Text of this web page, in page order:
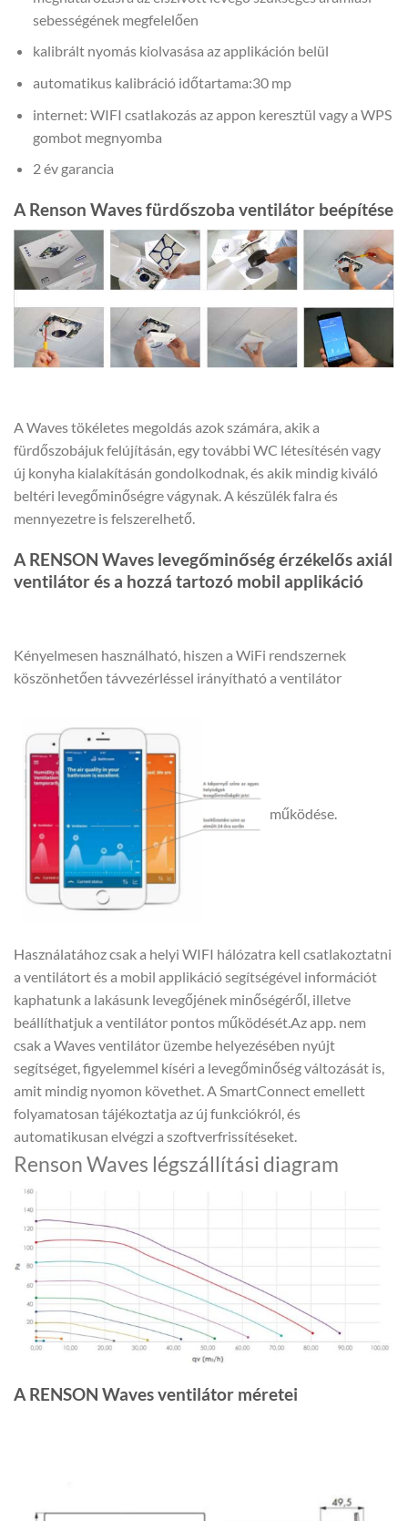
sebességének megfelelően
kalibrált nyomás kiolvasása az applikáción belül
automatikus kalibráció időtartama:30 mp
internet: WIFI csatlakozás az appon keresztül vagy a WPS
gombot megnyomba
2 év garancia
A Renson Waves fürdőszoba ventilátor beépítése
A Waves tökéletes megoldás azok számára, akik a
fürdőszobájuk felújításán, egy további WC létesítésén vagy
új konyha kialakításán gondolkodnak, és akik mindig kiváló
beltéri levegőminőségre vágynak. A készülék falra és
mennyezetre is felszerelhető.
A RENSON Waves levegőminőség érzékelős axiál
ventilátor és a hozzá tartozó mobil applikáció
Kényelmesen használható, hiszen a WiFi rendszernek
köszönhetően távvezérléssel irányítható a ventilátor
működése.
Használatához csak a helyi WIFI hálózatra kell csatlakoztatni
a ventilátort és a mobil applikáció segítségével információt
kaphatunk a lakásunk levegőjének minőségéről, illetve
beállíthatjuk a ventilátor pontos működését.Az app. nem
csak a Waves ventilátor üzembe helyezésében nyújt
segítséget, figyelemmel kíséri a levegőminőség változását is,
amit mindig nyomon követhet. A SmartConnect emellett
folyamatosan tájékoztatja az új funkciókról, és
automatikusan elvégzi a szoftverfrissítéseket.
Renson Waves légszállítási diagram
A RENSON Waves ventilátor méretei